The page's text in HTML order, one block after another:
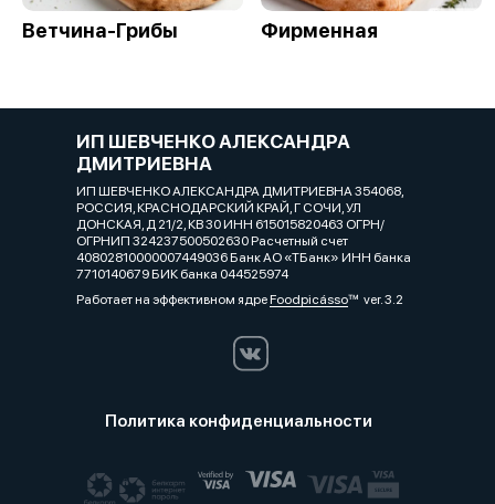
Ветчина-Грибы Фирменная
ИП ШЕВЧЕНКО АЛЕКСАНДРА
ДМИТРИЕВНА
ИП ШЕВЧЕНКО АЛЕКСАНДРА ДМИТРИЕВНА 354068,
РОССИЯ, КРАСНОДАРСКИЙ КРАЙ, Г СОЧИ, УЛ
ДОНСКАЯ, Д 21/2, КВ 30 ИНН 615015820463 ОГРН/
ОГРНИП 324237500502630 Расчетный счет
40802810000007449036 Банк АО «ТБанк» ИНН банка
7710140679 БИК банка 044525974
Работает на эффективном ядреFoodpicássover. 3.2
Политика конфиденциальности